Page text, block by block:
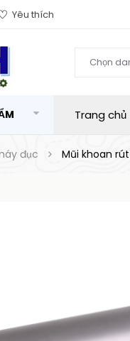
Yêu thích
Chọn
Trang chủ
đục Mũi khoan rút